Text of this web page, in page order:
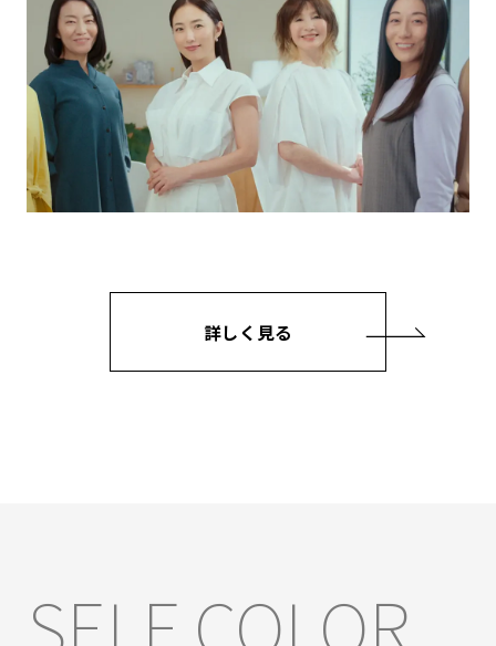
詳しく見る
SELF COLOR